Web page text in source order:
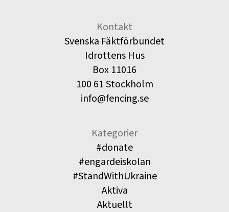
Kontakt
Svenska Fäktförbundet
Idrottens Hus
Box 11016
100 61 Stockholm
info@fencing.se
Kategorier
#donate
#engardeiskolan
#StandWithUkraine
Aktiva
Aktuellt